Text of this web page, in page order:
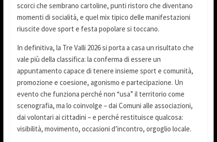
scorci che sembrano cartoline, punti ristoro che diventano
momenti di socialità, e quel mix tipico delle manifestazioni
riuscite dove sport e festa popolare si toccano.
In definitiva, la Tre Valli 2026 si porta a casa un risultato che
vale più della classifica: la conferma di essere un
appuntamento capace di tenere insieme sport e comunità,
promozione e coesione, agonismo e partecipazione. Un
evento che funziona perché non “usa” il territorio come
scenografia, ma lo coinvolge – dai Comuni alle associazioni,
dai volontari ai cittadini – e perché restituisce qualcosa:
visibilità, movimento, occasioni d’incontro, orgoglio locale.